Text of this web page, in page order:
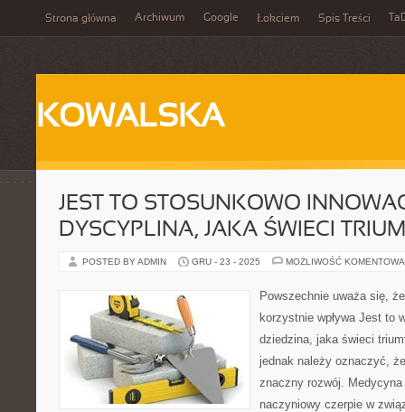
Strona główna Archiwum Google Łokciem Spis Treści
KOWALSKA
JEST TO STOSUNKOWO
DYSCYPLINA, JAKA ŚWIECI
POSTED BY ADMIN GRU - 23 - 2025 MOŻLIWOŚĆ
Powszechnie uważa się,
korzystnie wpływa Jest to
dziedzina, jaka świeci
jednak należy oznaczyć,
znaczny rozwój.
naczyniowy czerpie w